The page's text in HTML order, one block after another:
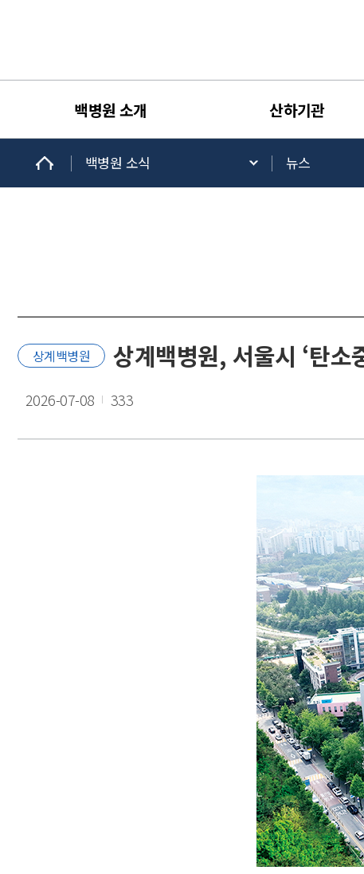
백병원 소개 산하기관
백병원 소식 뉴스
상계백병원 상계백병원, 서울시 ‘탄소
2026-07-08 333